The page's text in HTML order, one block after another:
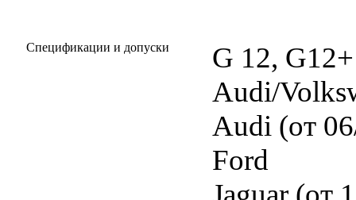
Спецификации и допуски
G 12, G12+
Audi/
Audi (от
Ford